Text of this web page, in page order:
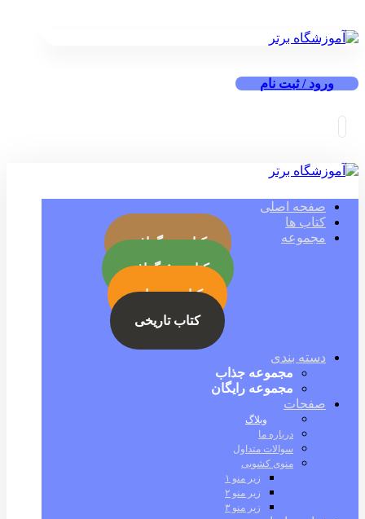
ورود / ثبت نام
صفحه اصلی
کتاب ها
مجموعه
کتاب بیوگرافی
کتاب جئوگرافی
کتاب رمز ارز
کتاب تاریخی
دسته بندی
مجموعه جذاب
مجموعه رایگان
صفحات
وبلاگ
درباره ما
سوالات متداول
منوی کشویی
زیر منو ۱
زیر منو ۲
زیر منو ۳